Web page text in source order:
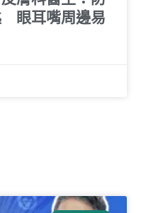
眼耳嘴周邊易